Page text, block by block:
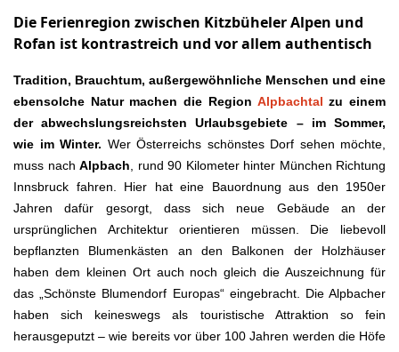
Die Ferienregion zwischen Kitzbüheler Alpen und
Rofan ist kontrastreich und vor allem authentisch
Tradition, Brauchtum, außergewöhnliche Menschen und eine
ebensolche Natur machen die Region Alpbachtal zu einem
der abwechslungsreichsten Urlaubsgebiete – im Sommer,
wie im Winter. Wer Österreichs schönstes Dorf sehen möchte,
muss nach Alpbach, rund 90 Kilometer hinter München Richtung
Innsbruck fahren. Hier hat eine Bauordnung aus den 1950er
Jahren dafür gesorgt, dass sich neue Gebäude an der
ursprünglichen Architektur orientieren müssen. Die liebevoll
bepflanzten Blumenkästen an den Balkonen der Holzhäuser
haben dem kleinen Ort auch noch gleich die Auszeichnung für
das „Schönste Blumendorf Europas“ eingebracht. Die Alpbacher
haben sich keineswegs als touristische Attraktion so fein
herausgeputzt – wie bereits vor über 100 Jahren werden die Höfe